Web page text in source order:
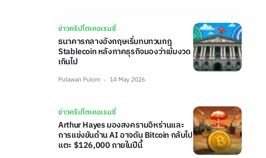
ข่าวคริปโตเคอเรนซี่
ธนาคารกลางอังกฤษเริ่มทบทวนกฎ
Stablecoin หลังภาคธุรกิจมองว่าเข้มงวด
เกินไป
Putawan Pulom 14 May 2026
ข่าวคริปโตเคอเรนซี่
Arthur Hayes มองสงครามอิหร่านและ
การแข่งขันด้าน AI อาจดัน Bitcoin กลับไป
แตะ $126,000 ภายในปีนี้